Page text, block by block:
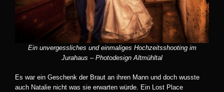
Ein unvergessliches und einmaliges Hochzeitsshooting im
Jurahaus – Photodesign Altmühltal
Es war ein Geschenk der Braut an ihren Mann und doch wusste
auch Natalie nicht was sie erwarten würde. Ein Lost Place